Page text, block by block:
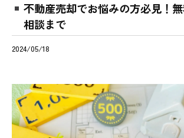
不動産売却でお悩みの方必見！
相談まで
2024/05/18